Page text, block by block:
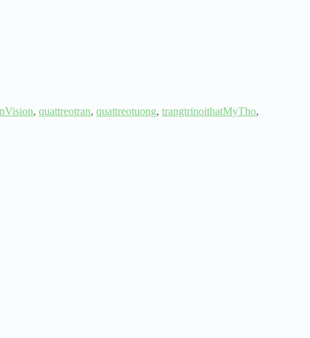
, quattreotran, quattreotuong, trangtrinoithatMyTho,